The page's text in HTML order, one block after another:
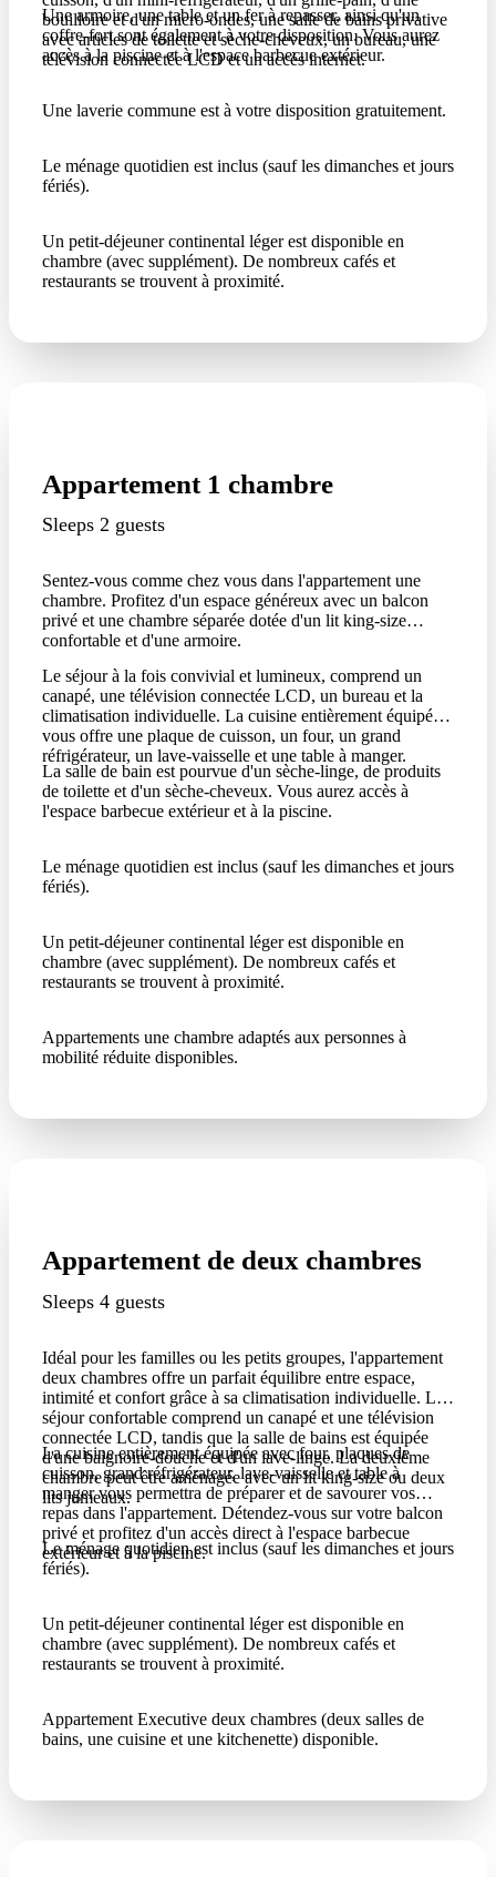
bouilloire et d'un micro-ondes, une salle de bains privative
avec articles de toilette et sèche-cheveux, un bureau, une
télévision connectée LCD et un accès internet.
Une armoire, une table et un fer à repasser, ainsi qu'un
coffre-fort sont également à votre disposition. Vous aurez
accès à la piscine et à l'espace barbecue extérieur.
Une laverie commune est à votre disposition gratuitement.
Le ménage quotidien est inclus (sauf les dimanches et jours
fériés).
Un petit-déjeuner continental léger est disponible en
chambre (avec supplément). De nombreux cafés et
restaurants se trouvent à proximité.
Appartement 1 chambre
Sleeps 2 guests
Sentez-vous comme chez vous dans l'appartement une
chambre. Profitez d'un espace généreux avec un balcon
privé et une chambre séparée dotée d'un lit king-size
confortable et d'une armoire.
Le séjour à la fois convivial et lumineux, comprend un
canapé, une télévision connectée LCD, un bureau et la
climatisation individuelle. La cuisine entièrement équipée
vous offre une plaque de cuisson, un four, un grand
réfrigérateur, un lave-vaisselle et une table à manger.
La salle de bain est pourvue d'un sèche-linge, de produits
de toilette et d'un sèche-cheveux. Vous aurez accès à
l'espace barbecue extérieur et à la piscine.
Le ménage quotidien est inclus (sauf les dimanches et jours
fériés).
Un petit-déjeuner continental léger est disponible en
chambre (avec supplément). De nombreux cafés et
restaurants se trouvent à proximité.
Appartements une chambre adaptés aux personnes à
mobilité réduite disponibles.
Appartement de deux chambres
Sleeps 4 guests
Idéal pour les familles ou les petits groupes, l'appartement
deux chambres offre un parfait équilibre entre espace,
intimité et confort grâce à sa climatisation individuelle. Le
séjour confortable comprend un canapé et une télévision
connectée LCD, tandis que la salle de bains est équipée
d'une baignoire-douche et d'un lave-linge. La deuxième
chambre peut être aménagée avec un lit king-size ou deux
lits jumeaux.
La cuisine entièrement équipée avec four, plaques de
cuisson, grand réfrigérateur, lave-vaisselle et table à
manger vous permettra de préparer et de savourer vos
repas dans l'appartement. Détendez-vous sur votre balcon
privé et profitez d'un accès direct à l'espace barbecue
extérieur et à la piscine.
Le ménage quotidien est inclus (sauf les dimanches et jours
fériés).
Un petit-déjeuner continental léger est disponible en
chambre (avec supplément). De nombreux cafés et
restaurants se trouvent à proximité.
Appartement Executive deux chambres (deux salles de
bains, une cuisine et une kitchenette) disponible.